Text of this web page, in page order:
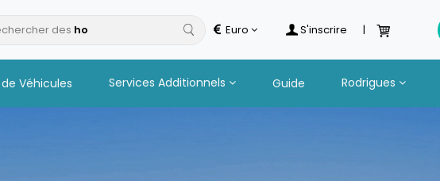
des Euro S'inscrire |
Véhicules Services Additionnels Guide Rodrigues